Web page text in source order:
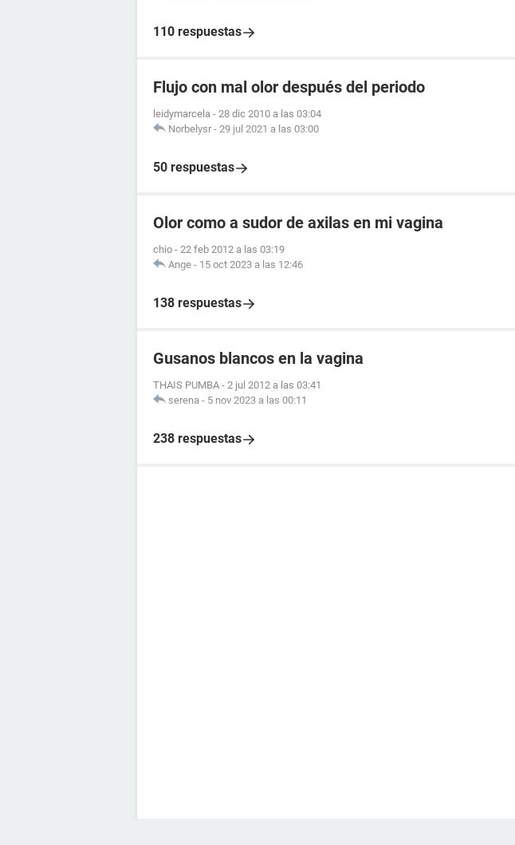
110 respuestas
Flujo con mal olor después del periodo
leidymarcela - 28 dic 2010 a las 03:04
Norbelysr - 29 jul 2021 a las 03:00
50 respuestas
Olor como a sudor de axilas en mi vagina
chio - 22 feb 2012 a las 03:19
Ange - 15 oct 2023 a las 12:46
138 respuestas
Gusanos blancos en la vagina
THAIS PUMBA - 2 jul 2012 a las 03:41
serena - 5 nov 2023 a las 00:11
238 respuestas